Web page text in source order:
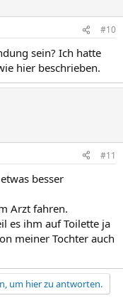
#10
sein? Ich hatte
hier beschrieben.
#11
besser
Arzt fahren.
es ihm auf Toilette ja
meiner Tochter auch
um hier zu antworten.